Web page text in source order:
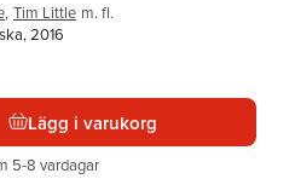
, Tim Little m. fl.
2016
Lägg i varukorg
5-8 vardagar